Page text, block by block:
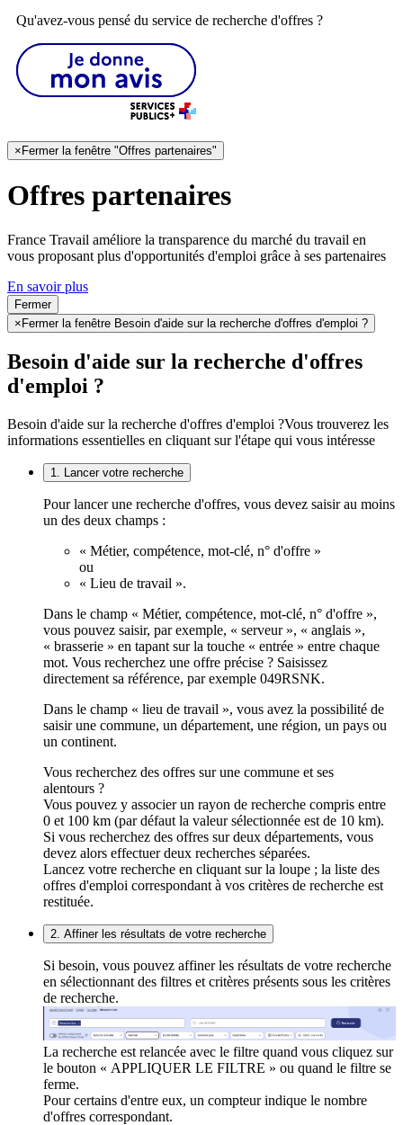
Qu'avez-vous pensé du service de recherche d'offres ?
×Fermer la fenêtre "Offres partenaires"
Offres partenaires
France Travail améliore la transparence du marché du travail en
vous proposant plus d'opportunités d'emploi grâce à ses partenaires
En savoir plus
Fermer
×Fermer la fenêtre Besoin d'aide sur la recherche d'offres d'emploi ?
Besoin d'aide sur la recherche d'offres
d'emploi ?
Besoin d'aide sur la recherche d'offres d'emploi ?Vous trouverez les
informations essentielles en cliquant sur l'étape qui vous intéresse
1. Lancer votre recherche
Pour lancer une recherche d'offres, vous devez saisir au moins
un des deux champs :
« Métier, compétence, mot-clé, n° d'offre »
ou
« Lieu de travail ».
Dans le champ « Métier, compétence, mot-clé, n° d'offre »,
vous pouvez saisir, par exemple, « serveur », « anglais »,
« brasserie » en tapant sur la touche « entrée » entre chaque
mot. Vous recherchez une offre précise ? Saisissez
directement sa référence, par exemple 049RSNK.
Dans le champ « lieu de travail », vous avez la possibilité de
saisir une commune, un département, une région, un pays ou
un continent.
Vous recherchez des offres sur une commune et ses
alentours ?
Vous pouvez y associer un rayon de recherche compris entre
0 et 100 km (par défaut la valeur sélectionnée est de 10 km).
Si vous recherchez des offres sur deux départements, vous
devez alors effectuer deux recherches séparées.
Lancez votre recherche en cliquant sur la loupe ; la liste des
offres d'emploi correspondant à vos critères de recherche est
restituée.
2. Affiner les résultats de votre recherche
Si besoin, vous pouvez affiner les résultats de votre recherche
en sélectionnant des filtres et critères présents sous les critères
de recherche.
La recherche est relancée avec le filtre quand vous cliquez sur
le bouton « APPLIQUER LE FILTRE » ou quand le filtre se
ferme.
Pour certains d'entre eux, un compteur indique le nombre
d'offres correspondant.